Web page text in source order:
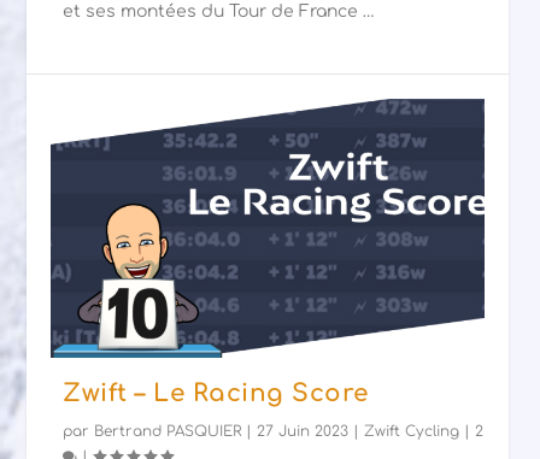
et ses montées du Tour de France …
Zwift – Le Racing Score
par Bertrand PASQUIER 27 Juin 2023 |Zwift Cycling
2